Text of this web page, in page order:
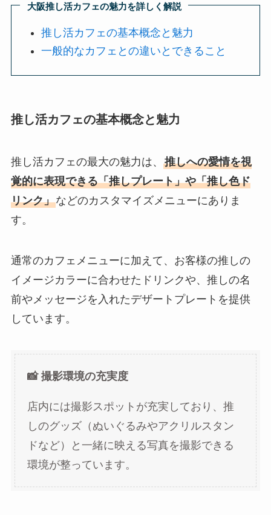
大阪推し活カフェの魅力を詳しく解説
推し活カフェの基本概念と魅力
一般的なカフェとの違いとできること
推し活カフェの基本概念と魅力
推し活カフェの最大の魅力は、 推しへの愛情を視
覚的に表現できる「推しプレート」や「推し色ド
リンク」などのカスタマイズメニューにありま
す。
通常のカフェメニューに加えて、お客様の推しの
イメージカラーに合わせたドリンクや、推しの名
前やメッセージを入れたデザートプレートを提供
しています。
📸 撮影環境の充実度
店内には撮影スポットが充実しており、推
しのグッズ（ぬいぐるみやアクリルスタン
ドなど）と一緒に映える写真を撮影できる
環境が整っています。